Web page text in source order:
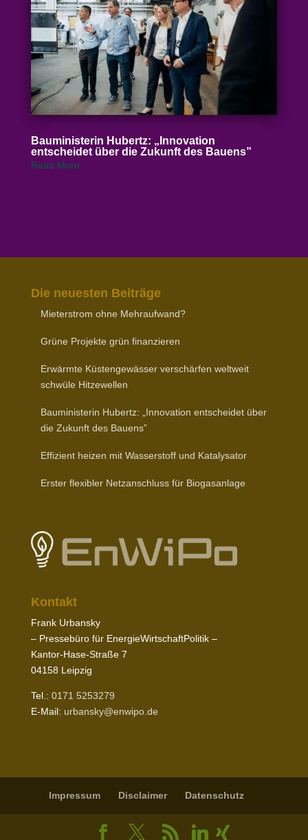
Baumi­nis­terin Hubertz: „Inno­vation
entscheidet über die Zukunft des Bauens”
Read More
Die neuesten Beiträge
Mieter­strom ohne Mehraufwand?
Grüne Projekte grün finanzieren
Erwärmte Küsten­ge­wässer verschärfen weltweit
schwüle Hitzewellen
Baumi­nis­terin Hubertz: „Inno­vation entscheidet über
die Zukunft des Bauens”
Effizient heizen mit Wasser­stoff und Katalysator
Erster flexibler Netz­an­schluss für Biogasanlage
Kontakt
Frank Urbansky
– Pres­sebüro für EnergieWirtschaftPolitik –
Kantor-​Hase-​Straße 7
04158Leipzig
Tel.: 0171 5253279
E‑Mail: urbansky@​enwipo.​de
Impressum Disclaimer Daten­schutz